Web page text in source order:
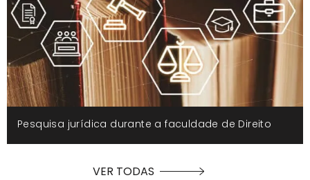
Pesquisa jurídica durante a faculdade de Direito
VER TODAS